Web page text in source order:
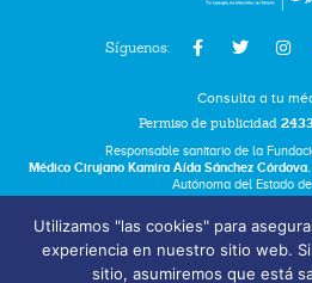
Síguenos:
Consulta a tu
Permiso de publicidad
Responsable sanitario de la
Médico Cirujano Kamira Aída Sánchez
Autónoma del Estado
Términos y
Bolsa de
Utilizamos "las cookies" para
experiencia en nuestro sitio web.
sitio, asumiremos que está